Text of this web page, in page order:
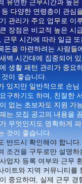
유연한 근무시간과 높
다양한 연령층이 관심
관리가 주요 업무로 이
장점은 비교적 높은 시
무 시간에 따라 일급
돈을 마련하려는 사람들
벽 시간대에 집중되어
생활 패턴 관리가 중요
이 좋습니다.
있지만 일반적으로 손
구하기도 하며, 친절한
없는 초보자도 지원 가
는 모집 공고의 내용을
무엇인지도 명확하게
것이 좋습니다.
반드시 확인해야 합니
조건을 구두로만 설명
업자 등록 여부와 근무
이트와 지역 커뮤니티
중요하며, 실제 근무